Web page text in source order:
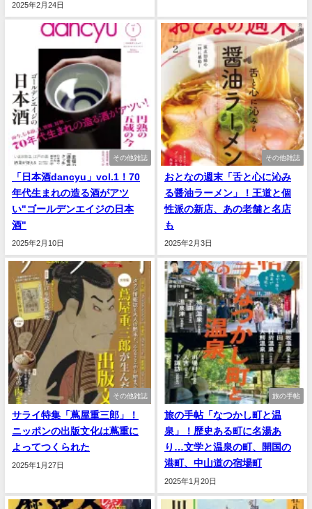
2025年2月24日
その他雑誌
「日本酒dancyu」vol.1！70
年代生まれの造る酒がアツ
い"ゴールデンエイジの日本
酒"
2025年2月10日
その他雑誌
おとなの週末「舌と心に沁み
る醤油ラーメン」！王道と個
性派の新店、あの老舗と名店
も
2025年2月3日
その他雑誌
サライ特集「蔦屋重三郎」！
ニッポンの出版文化は蔦重に
よってつくられた
2025年1月27日
旅の手帖
旅の手帖「なつかし町と温
泉」！歴史ある町に名湯あ
り…文学と温泉の町、開国の
港町、中山道の宿場町
2025年1月20日